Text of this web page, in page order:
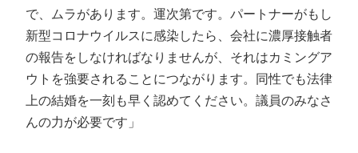
で、ムラがあります。運次第です。パートナーがもし
新型コロナウイルスに感染したら、会社に濃厚接触者
の報告をしなければなりませんが、それはカミングア
ウトを強要されることにつながります。同性でも法律
上の結婚を一刻も早く認めてください。議員のみなさ
んの力が必要です」